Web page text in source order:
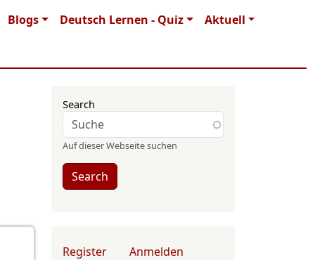
Blogs Deutsch Lernen - Quiz Aktuell
Search
Auf dieser Webseite suchen
Search
User account menu
Register Anmelden